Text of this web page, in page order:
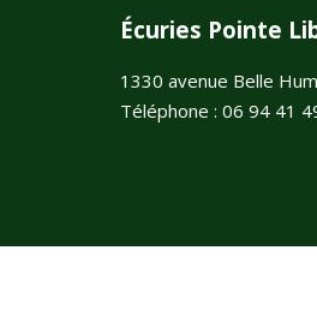
Écuries Pointe
1330 avenue Belle
Téléphone : 06 94 41